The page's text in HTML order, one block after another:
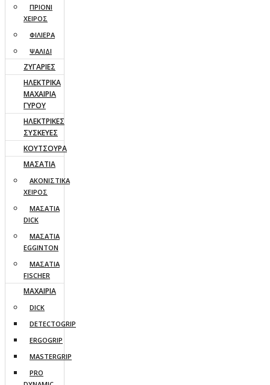
ΠΡΙΟΝΙ
ΧΕΙΡΟΣ
ΦΙΛΙΕΡΑ
ΨΑΛΙΔΙ
ΖΥΓΑΡΙΕΣ
ΗΛΕΚΤΡΙΚΑ
ΜΑΧΑΙΡΙΑ
ΓΥΡΟΥ
ΗΛΕΚΤΡΙΚΕΣ
ΣΥΣΚΕΥΕΣ
ΚΟΥΤΣΟΥΡΑ
ΜΑΣΑΤΙΑ
ΑΚΟΝΙΣΤΙΚΑ
ΧΕΙΡΟΣ
ΜΑΣΑΤΙΑ
DICK
ΜΑΣΑΤΙΑ
EGGINTON
ΜΑΣΑΤΙΑ
FISCHER
ΜΑΧΑΙΡΙΑ
DICK
DETECTOGRIP
ERGOGRIP
MASTERGRIP
PRO